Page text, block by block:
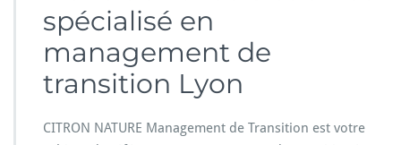
spécialisé en
management de
transition Lyon
CITRON NATURE Management de Transition est votre